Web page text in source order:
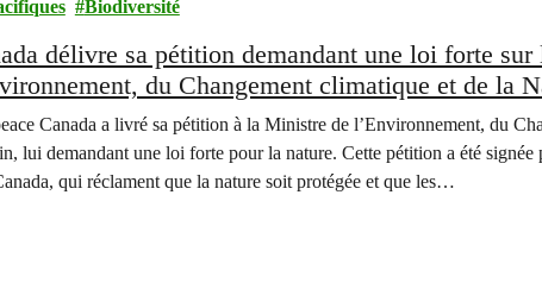
Biodiversité
délivre sa pétition demandant une loi forte sur
du Changement climatique et de la
avec des organisations alliées pour
Canada a livré sa pétition à la Ministre de l’Environnement, du
lui demandant une loi forte pour la nature. Cette pétition a été signée
qui réclament que la nature soit protégée et que les…